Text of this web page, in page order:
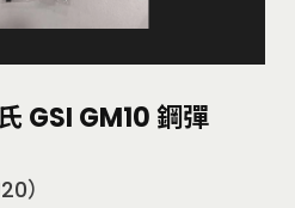
GSI GM10 鋼彈
）